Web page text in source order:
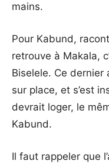
mains.
Pour Kabund,
retrouve à Makala,
Biselele. Ce dernier
sur place, et s’est
devrait loger, le
Kabund.
Il faut rappeler que